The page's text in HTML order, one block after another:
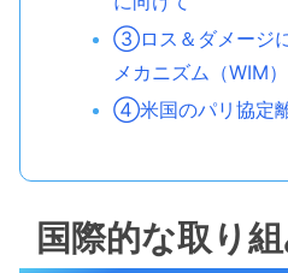
③ロス＆ダメージ
メカニズム（WIM）
④米国のパリ協定
国際的な取り